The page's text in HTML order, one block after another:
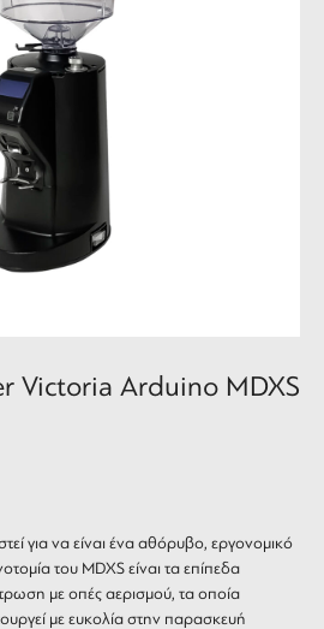
Victoria Arduino MDXS
για να είναι ένα αθόρυβο, εργονομικό
του MDXS είναι τα επίπεδα
με οπές αερισμού, τα οποία
με ευκολία στην παρασκευή